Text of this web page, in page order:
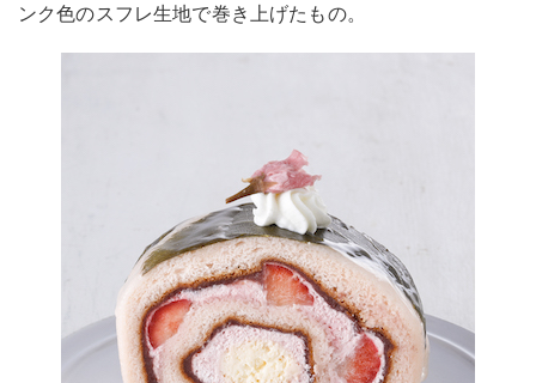
ンク色のスフレ生地で巻き上げたもの。